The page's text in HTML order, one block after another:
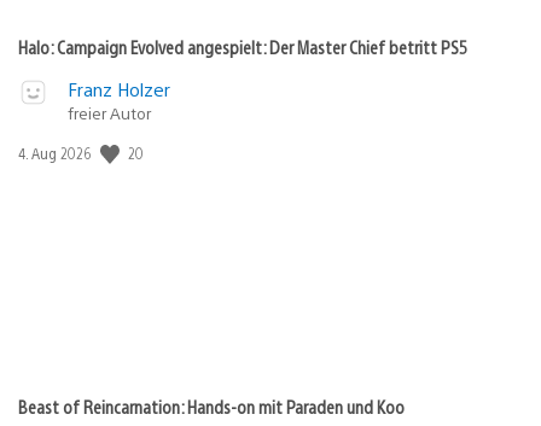
Halo: Campaign Evolved angespielt: Der Master Chief betritt PS5
Franz Holzer
freier Autor
Veröffentlichungsdatum:
4. Aug 2026 20
Beast of Reincarnation: Hands-on mit Paraden und Koo